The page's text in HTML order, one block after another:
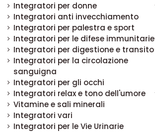
Integratori per donne
Integratori anti invecchiamento
Integratori per palestra e sport
Integratori per le difese immunitarie
Integratori per digestione e transito
Integratori per la circolazione
sanguigna
Integratori per gli occhi
Integratori relax e tono dell'umore
Vitamine e sali minerali
Integratori vari
Integratori per le Vie Urinarie